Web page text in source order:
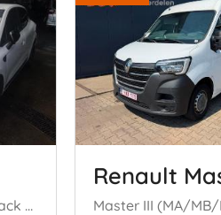
Clio V (RJAB), Hatchback 5-drs, 2019 1.0 TCe 90 12V
Renault